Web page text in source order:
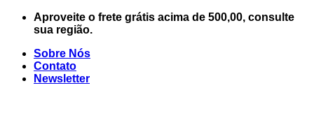
Skip
Aproveite o frete grátis acima de 500,00, consulte
sua região.
Sobre Nós
Contato
Newsletter